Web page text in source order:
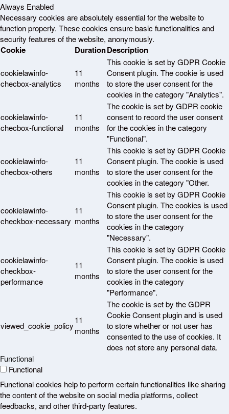
Always Enabled
Necessary cookies are absolutely essential for the website to
function properly. These cookies ensure basic functionalities and
security features of the website, anonymously.
Cookie DurationDescription
cookielawinfo-
checbox-analytics
11
months
This cookie is set by GDPR Cookie
Consent plugin. The cookie is used
to store the user consent for the
cookies in the category "Analytics".
cookielawinfo-
checbox-functional
11
months
The cookie is set by GDPR cookie
consent to record the user consent
for the cookies in the category
"Functional".
cookielawinfo-
checbox-others
11
months
This cookie is set by GDPR Cookie
Consent plugin. The cookie is used
to store the user consent for the
cookies in the category "Other.
cookielawinfo-
checkbox-necessary
11
months
This cookie is set by GDPR Cookie
Consent plugin. The cookies is used
to store the user consent for the
cookies in the category
"Necessary".
cookielawinfo-
checkbox-
performance
11
months
This cookie is set by GDPR Cookie
Consent plugin. The cookie is used
to store the user consent for the
cookies in the category
"Performance".
viewed_cookie_policy
11
months
The cookie is set by the GDPR
Cookie Consent plugin and is used
to store whether or not user has
consented to the use of cookies. It
does not store any personal data.
Functional
Functional
Functional cookies help to perform certain functionalities like sharing
the content of the website on social media platforms, collect
feedbacks, and other third-party features.